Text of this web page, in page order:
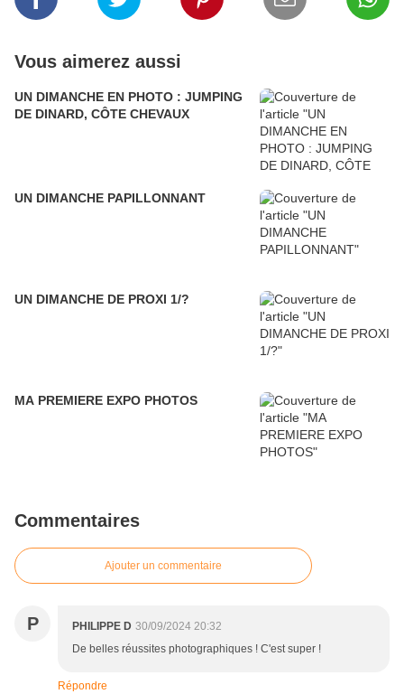
Vous aimerez aussi
UN DIMANCHE EN PHOTO : JUMPING
DE DINARD, CÔTE CHEVAUX
UN DIMANCHE PAPILLONNANT
UN DIMANCHE DE PROXI 1/?
MA PREMIERE EXPO PHOTOS
Commentaires
Ajouter un commentaire
P PHILIPPE D 30/09/2024 20:32
De belles réussites photographiques ! C'est super !
Répondre